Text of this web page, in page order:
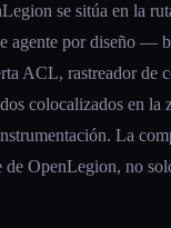
se sitúa en la
agente por diseño —
ACL, rastreador de
colocalizados en la
La
de OpenLegion, no